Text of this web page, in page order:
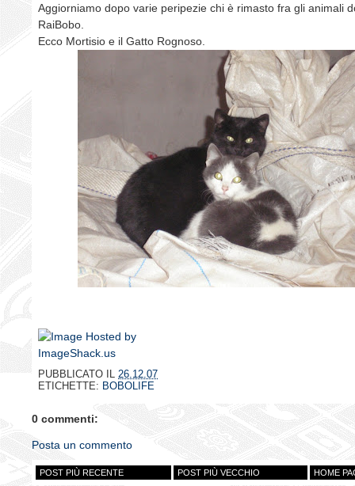
Aggiorniamo dopo varie peripezie chi è rimasto fra gli animali
RaiBobo.
Ecco Mortisio e il Gatto Rognoso.
PUBBLICATO IL 26.12.07
ETICHETTE: BOBOLIFE
0 commenti:
Posta un commento
POST PIÙ RECENTE POST PIÙ VECCHIO HOME